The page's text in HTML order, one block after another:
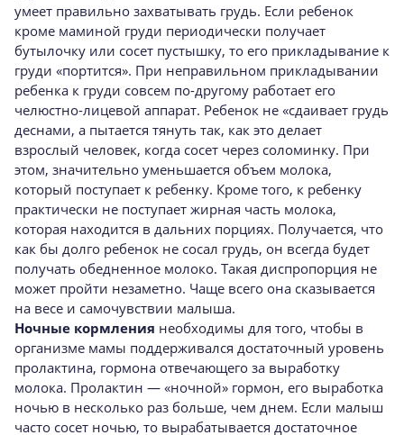
умеет правильно захватывать грудь. Если ребенок
кроме маминой груди периодически получает
бутылочку или сосет пустышку, то его прикладывание к
груди «портится». При неправильном прикладывании
ребенка к груди совсем по-другому работает его
челюстно-лицевой аппарат. Ребенок не «сдаивает грудь
деснами, а пытается тянуть так, как это делает
взрослый человек, когда сосет через соломинку. При
этом, значительно уменьшается объем молока,
который поступает к ребенку. Кроме того, к ребенку
практически не поступает жирная часть молока,
которая находится в дальних порциях. Получается, что
как бы долго ребенок не сосал грудь, он всегда будет
получать обедненное молоко. Такая диспропорция не
может пройти незаметно. Чаще всего она сказывается
на весе и самочувствии малыша.
Ночные кормления необходимы для того, чтобы в
организме мамы поддерживался достаточный уровень
пролактина, гормона отвечающего за выработку
молока. Пролактин — «ночной» гормон, его выработка
ночью в несколько раз больше, чем днем. Если малыш
часто сосет ночью, то вырабатывается достаточное